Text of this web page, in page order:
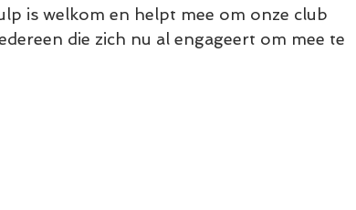
is welkom en helpt mee om onze club
die zich nu al engageert om mee te